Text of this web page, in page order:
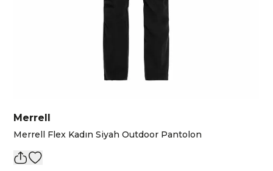
Merrell
Merrell Flex Kadın Siyah Outdoor Pantolon